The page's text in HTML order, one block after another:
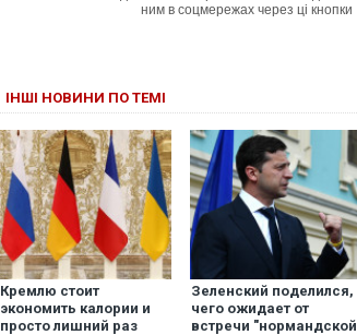
ним в соцмережах через ці кнопки
ІНШІ НОВИНИ ПО ТЕМІ
Кремлю стоит
экономить калории и
просто лишний раз
Зеленский поделился,
чего ожидает от
встречи "нормандской